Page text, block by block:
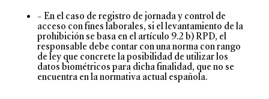
– En el caso de registro de jornada y control de
acceso con fines laborales, si el levantamiento de la
prohibición se basa en el artículo 9.2 b) RPD, el
responsable debe contar con una norma con rango
de ley que concrete la posibilidad de utilizar los
datos biométricos para dicha finalidad, que no se
encuentra en la normativa actual española.